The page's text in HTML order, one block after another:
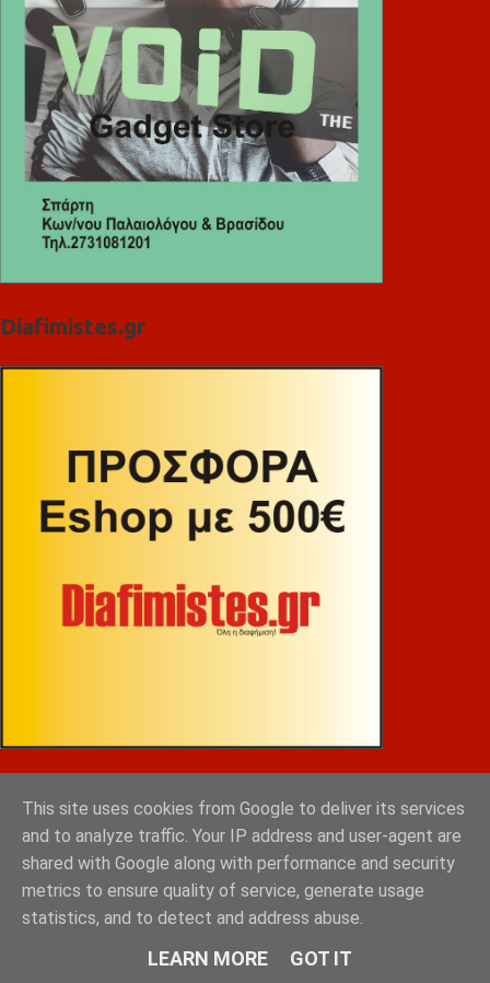
Diafimistes.gr
This site uses cookies from Google to deliver its services
and to analyze traffic. Your IP address and user-agent are
shared with Google along with performance and security
metrics to ensure quality of service, generate usage
statistics, and to detect and address abuse.
LEARN MORE GOT IT